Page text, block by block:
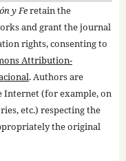
y Feretain the
and grant the journal
rights, consenting to
Attribution-
. Authors are
Internet (for example, on
etc.) respecting the
the original